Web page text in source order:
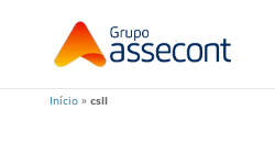
Início» csll